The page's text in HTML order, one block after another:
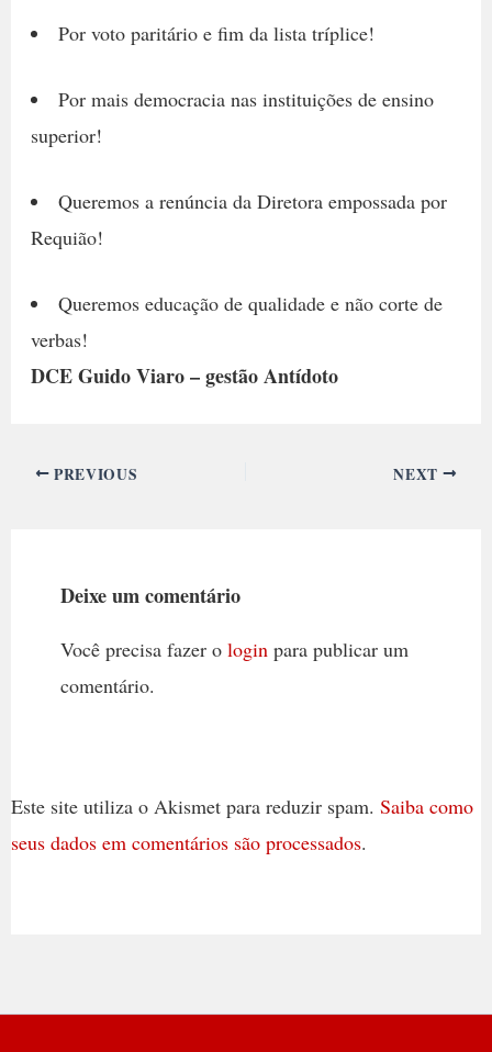
Por voto paritário e fim da lista tríplice!
Por mais democracia nas instituições de ensino
superior!
Queremos a renúncia da Diretora empossada por
Requião!
Queremos educação de qualidade e não corte de
verbas!
DCE Guido Viaro – gestão Antídoto
PREVIOUS NEXT
Deixe um comentário
Você precisa fazer o loginpara publicar um
comentário.
Este site utiliza o Akismet para reduzir spam. Saiba como
seus dados em comentários são processados.